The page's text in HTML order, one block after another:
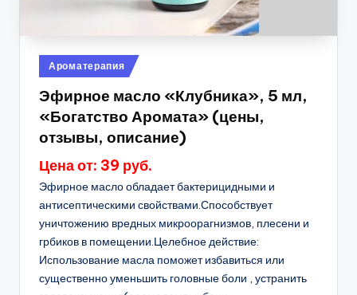
Опубликовано
в
Ароматерапия
Эфирное масло «Клубника», 5 мл,
«Богатство Аромата» (цены,
отзывы, описание)
Цена от: 39 руб.
Эфирное масло обладает бактерицидными и
антисептическими свойствами.Способствует
уничтожению вредных микроорагнизмов, плесени и
грбиков в помещении.Целебное действие:
Использование масла поможет избавиться или
существенно уменьшить головные боли , устранить